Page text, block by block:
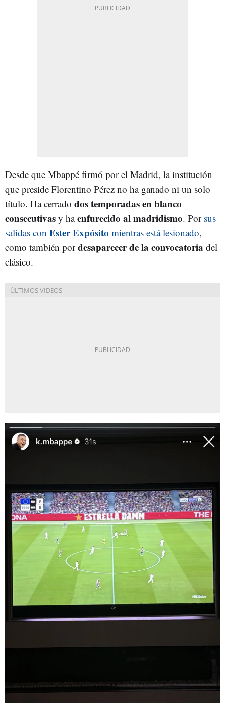
Desde que Mbappé firmó por el Madrid, la institución
que preside Florentino Pérez no ha ganado ni un solo
título. Ha cerrado dos temporadas en blanco
consecutivas y haenfurecido al madridismo. Por sus
salidas con Ester Expósito mientras está lesionado,
como también pordesaparecer de la convocatoria del
clásico.